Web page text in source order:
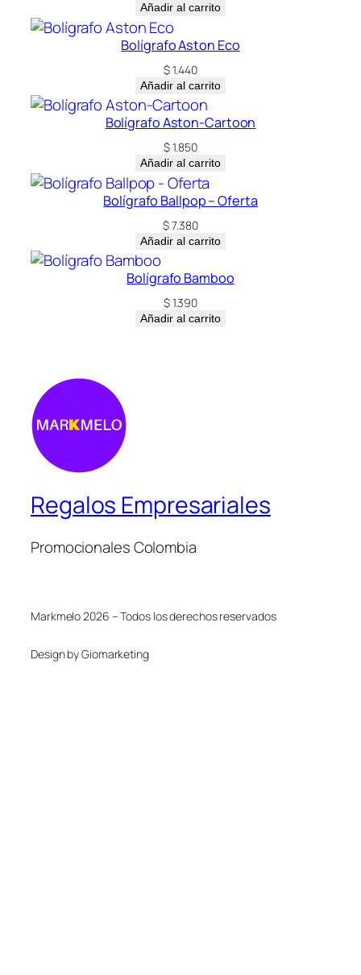
Añadir al carrito
Bolígrafo Aston Eco
$1.440
Añadir al carrito
Bolígrafo Aston-Cartoon
$1.850
Añadir al carrito
Bolígrafo Ballpop – Oferta
$7.380
Añadir al carrito
Bolígrafo Bamboo
$1.390
Añadir al carrito
Regalos Empresariales
Promocionales Colombia
Markmelo 2026 – Todos los derechos reservados
Design by Giomarketing